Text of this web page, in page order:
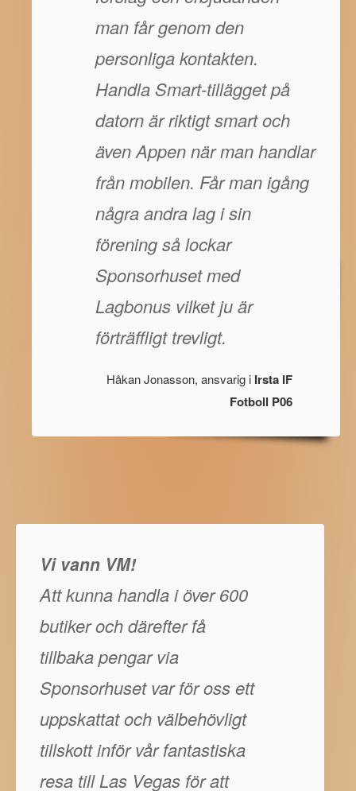
man får genom den
personliga kontakten.
Handla Smart-tillägget på
datorn är riktigt smart och
även Appen när man handlar
från mobilen. Får man igång
några andra lag i sin
förening så lockar
Sponsorhuset med
Lagbonus vilket ju är
förträffligt trevligt.
Håkan Jonasson, ansvarig i Irsta IF
Fotboll P06
Vi vann VM!
Att kunna handla i över 600
butiker och därefter få
tillbaka pengar via
Sponsorhuset var för oss ett
uppskattat och välbehövligt
tillskott inför vår fantastiska
resa till Las Vegas för att